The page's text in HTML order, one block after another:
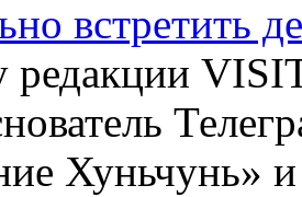
встретить
редакции
Хуньчунь»